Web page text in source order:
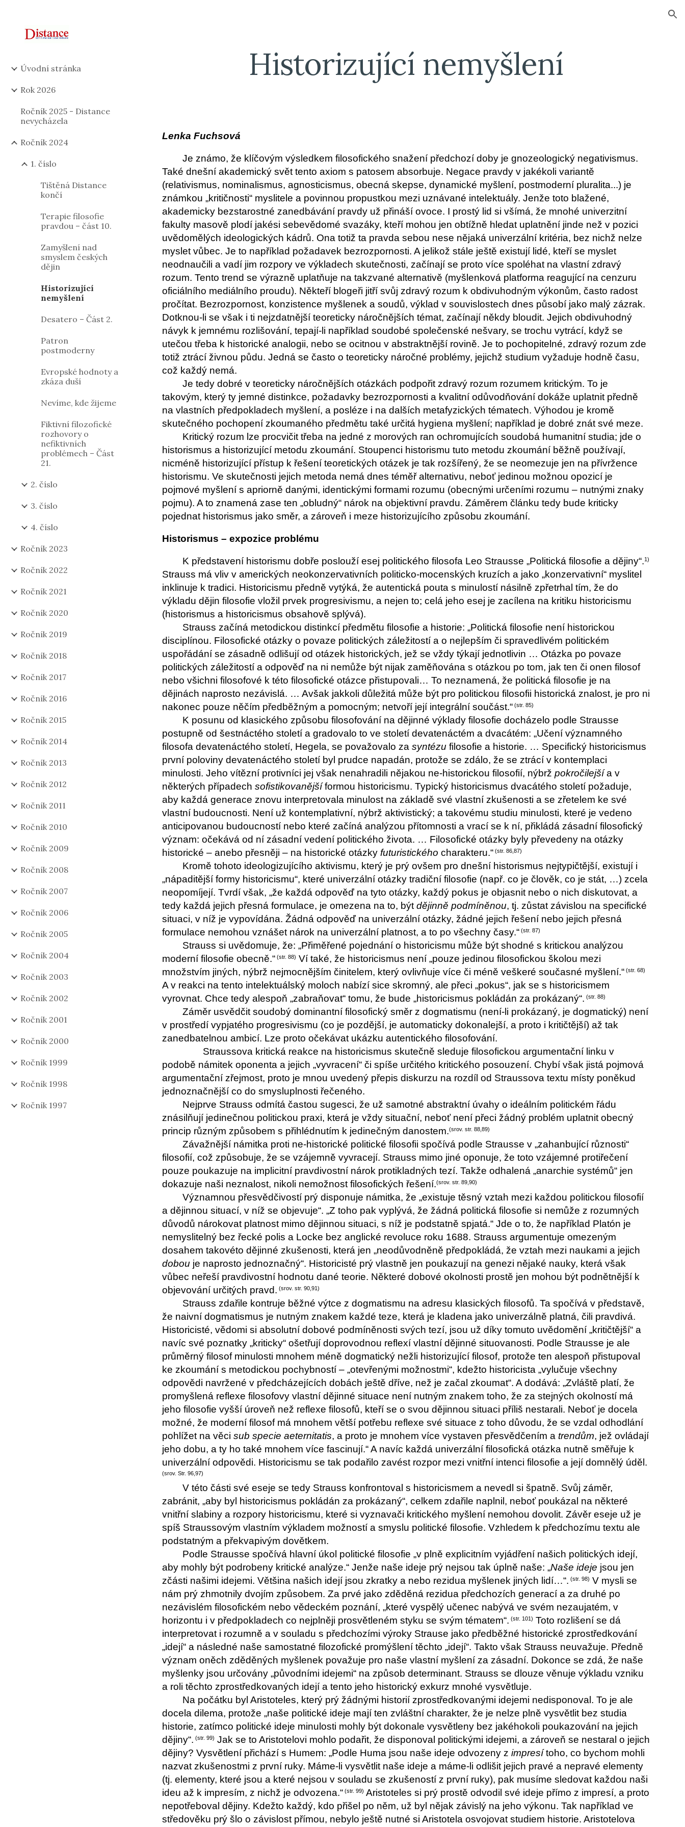
Úvodní stránka
Rok 2026
Ročník 2025 - Distance
nevycházela
Ročník 2024
1. číslo
Tištěná Distance
končí
Terapie filosofie
pravdou – část 10.
Zamyšlení nad
smyslem českých
dějin
Historizující
nemyšlení
Desatero – Část 2.
Patron
postmoderny
Evropské hodnoty a
zkáza duší
Nevíme, kde žijeme
Fiktivní filozofické
rozhovory o
nefiktivních
problémech – Část
21.
2. číslo
3. číslo
4. číslo
Ročník 2023
Ročník 2022
Ročník 2021
Ročník 2020
Ročník 2019
Ročník 2018
Ročník 2017
Ročník 2016
Ročník 2015
Ročník 2014
Ročník 2013
Ročník 2012
Ročník 2011
Ročník 2010
Ročník 2009
Ročník 2008
Ročník 2007
Ročník 2006
Ročník 2005
Ročník 2004
Ročník 2003
Ročník 2002
Ročník 2001
Ročník 2000
Ročník 1999
Ročník 1998
Ročník 1997
Historizující nemyšlení
Lenka Fuchsová
Je známo, že klíčovým výsledkem filosofického snažení předchozí doby je gnozeologický negativismus.
Také dnešní akademický svět tento axiom s patosem absorbuje. Negace pravdy v jakékoli variantě
(relativismus, nominalismus, agnosticismus, obecná skepse, dynamické myšlení, postmoderní pluralita...) je
známkou „kritičnosti“ myslitele a povinnou propustkou mezi uznávané intelektuály. Jenže toto blažené,
akademicky bezstarostné zanedbávání pravdy už přináší ovoce. I prostý lid si všímá, že mnohé univerzitní
fakulty masově plodí jakési sebevědomé svazáky, kteří mohou jen obtížně hledat uplatnění jinde než v pozici
uvědomělých ideologických kádrů. Ona totiž ta pravda sebou nese nějaká univerzální kritéria, bez nichž nelze
myslet vůbec. Je to například požadavek bezrozpornosti. A jelikož stále ještě existují lidé, kteří se myslet
neodnaučili a vadí jim rozpory ve výkladech skutečnosti, začínají se proto více spoléhat na vlastní zdravý
rozum. Tento trend se výrazně uplatňuje na takzvané alternativě (myšlenková platforma reagující na cenzuru
oficiálního mediálního proudu). Někteří blogeři jitří svůj zdravý rozum k obdivuhodným výkonům, často radost
pročítat. Bezrozpornost, konzistence myšlenek a soudů, výklad v souvislostech dnes působí jako malý zázrak.
Dotknou-li se však i ti nejzdatnější teoreticky náročnějších témat, začínají někdy bloudit. Jejich obdivuhodný
návyk k jemnému rozlišování, tepají-li například soudobé společenské nešvary, se trochu vytrácí, když se
utečou třeba k historické analogii, nebo se ocitnou v abstraktnější rovině. Je to pochopitelné, zdravý rozum zde
totiž ztrácí živnou půdu. Jedná se často o teoreticky náročné problémy, jejichž studium vyžaduje hodně času,
což každý nemá.
Je tedy dobré v teoreticky náročnějších otázkách podpořit zdravý rozum rozumem kritickým. To je
takovým, který ty jemné distinkce, požadavky bezrozpornosti a kvalitní odůvodňování dokáže uplatnit předně
na vlastních předpokladech myšlení, a posléze i na dalších metafyzických tématech. Výhodou je kromě
skutečného pochopení zkoumaného předmětu také určitá hygiena myšlení; například je dobré znát své meze.
Kritický rozum lze procvičit třeba na jedné z morových ran ochromujících soudobá humanitní studia; jde o
historismus a historizující metodu zkoumání. Stoupenci historismu tuto metodu zkoumání běžně používají,
nicméně historizující přístup k řešení teoretických otázek je tak rozšířený, že se neomezuje jen na přívržence
historismu. Ve skutečnosti jejich metoda nemá dnes téměř alternativu, neboť jedinou možnou opozicí je
pojmové myšlení s apriorně danými, identickými formami rozumu (obecnými určeními rozumu – nutnými znaky
pojmu). A to znamená zase ten „obludný“ nárok na objektivní pravdu. Záměrem článku tedy bude kriticky
pojednat historismus jako směr, a zároveň i meze historizujícího způsobu zkoumání.
Historismus – expozice problému
K představení historismu dobře poslouží esej politického filosofa Leo Strausse „Politická filosofie a dějiny“.1)
Strauss má vliv v amerických neokonzervativních politicko-mocenských kruzích a jako „konzervativní“ myslitel
inklinuje k tradici. Historicismu předně vytýká, že autentická pouta s minulostí násilně zpřetrhal tím, že do
výkladu dějin filosofie vložil prvek progresivismu, a nejen to; celá jeho esej je zacílena na kritiku historicismu
(historismus a historicismus obsahově splývá).
Strauss začíná metodickou distinkcí předmětu filosofie a historie: „Politická filosofie není historickou
disciplínou. Filosofické otázky o povaze politických záležitostí a o nejlepším či spravedlivém politickém
uspořádání se zásadně odlišují od otázek historických, jež se vždy týkají jednotlivin … Otázka po povaze
politických záležitostí a odpověď na ni nemůže být nijak zaměňována s otázkou po tom, jak ten či onen filosof
nebo všichni filosofové k této filosofické otázce přistupovali… To neznamená, že politická filosofie je na
dějinách naprosto nezávislá. … Avšak jakkoli důležitá může být pro politickou filosofii historická znalost, je pro ni
nakonec pouze něčím předběžným a pomocným; netvoří její integrální součást.“ (str. 85)
K posunu od klasického způsobu filosofování na dějinné výklady filosofie docházelo podle Strausse
postupně od šestnáctého století a gradovalo to ve století devatenáctém a dvacátém: „Učení významného
filosofa devatenáctého století, Hegela, se považovalo zasyntézu filosofie a historie. … Specifický historicismus
první poloviny devatenáctého století byl prudce napadán, protože se zdálo, že se ztrácí v kontemplaci
minulosti. Jeho vítězní protivníci jej však nenahradili nějakou ne-historickou filosofií, nýbržpokročilejšía v
některých případechsofistikovanějšíformou historicismu. Typický historicismus dvacátého století požaduje,
aby každá generace znovu interpretovala minulost na základě své vlastní zkušenosti a se zřetelem ke své
vlastní budoucnosti. Není už kontemplativní, nýbrž aktivistický; a takovému studiu minulosti, které je vedeno
anticipovanou budoucností nebo které začíná analýzou přítomnosti a vrací se k ní, přikládá zásadní filosofický
význam: očekává od ní zásadní vedení politického života. … Filosofické otázky byly převedeny na otázky
historické – anebo přesněji – na historické otázky futuristického charakteru.“ (str. 86,87)
Kromě tohoto ideologizujícího aktivismu, který je prý ovšem pro dnešní historismus nejtypičtější, existují i
„nápaditější formy historicismu“, které univerzální otázky tradiční filosofie (např. co je člověk, co je stát, …) zcela
neopomíjejí. Tvrdí však, „že každá odpověď na tyto otázky, každý pokus je objasnit nebo o nich diskutovat, a
tedy každá jejich přesná formulace, je omezena na to, býtdějinně podmíněnou, tj. zůstat závislou na specifické
situaci, v níž je vypovídána. Žádná odpověď na univerzální otázky, žádné jejich řešení nebo jejich přesná
formulace nemohou vznášet nárok na univerzální platnost, a to po všechny časy.“ (str. 87)
Strauss si uvědomuje, že: „Přiměřené pojednání o historicismu může být shodné s kritickou analýzou
moderní filosofie obecně.“ (str. 88) Ví také, že historicismus není „pouze jedinou filosofickou školou mezi
množstvím jiných, nýbrž nejmocnějším činitelem, který ovlivňuje více či méně veškeré současné myšlení.“ (str. 68)
A v reakci na tento intelektuálský moloch nabízí sice skromný, ale přeci „pokus“, jak se s historicismem
vyrovnat. Chce tedy alespoň „zabraňovat“ tomu, že bude „historicismus pokládán za prokázaný“. (str. 88)
Záměr usvědčit soudobý dominantní filosofický směr z dogmatismu (není-li prokázaný, je dogmatický) není
v prostředí vypjatého progresivismu (co je pozdější, je automaticky dokonalejší, a proto i kritičtější) až tak
zanedbatelnou ambicí. Lze proto očekávat ukázku autentického filosofování.
Straussova kritická reakce na historicismus skutečně sleduje filosofickou argumentační linku v
podobě námitek oponenta a jejich „vyvracení“ či spíše určitého kritického posouzení. Chybí však jistá pojmová
argumentační zřejmost, proto je mnou uvedený přepis diskurzu na rozdíl od Straussova textu místy poněkud
jednoznačnější co do smysluplnosti řečeného.
Nejprve Strauss odmítá častou sugesci, že už samotné abstraktní úvahy o ideálním politickém řádu
znásilňují jedinečnou politickou praxi, která je vždy situační, neboť není přeci žádný problém uplatnit obecný
princip různým způsobem s přihlédnutím k jedinečným danostem.(srov. str. 88,89)
Závažnější námitka proti ne-historické politické filosofii spočívá podle Strausse v „zahanbující různosti“
filosofií, což způsobuje, že se vzájemně vyvracejí. Strauss mimo jiné oponuje, že toto vzájemné protiřečení
pouze poukazuje na implicitní pravdivostní nárok protikladných tezí. Takže odhalená „anarchie systémů“ jen
dokazuje naši neznalost, nikoli nemožnost filosofických řešení.(srov. str. 89,90)
Významnou přesvědčivostí prý disponuje námitka, že „existuje těsný vztah mezi každou politickou filosofií
a dějinnou situací, v níž se objevuje“. „Z toho pak vyplývá, že žádná politická filosofie si nemůže z rozumných
důvodů nárokovat platnost mimo dějinnou situaci, s níž je podstatně spjatá.“ Jde o to, že například Platón je
nemyslitelný bez řecké polis a Locke bez anglické revoluce roku 1688. Strauss argumentuje omezeným
dosahem takovéto dějinné zkušenosti, která jen „neodůvodněně předpokládá, že vztah mezi naukami a jejich
dobou je naprosto jednoznačný“. Historicisté prý vlastně jen poukazují na genezi nějaké nauky, která však
vůbec neřeší pravdivostní hodnotu dané teorie. Některé dobové okolnosti prostě jen mohou být podnětnější k
objevování určitých pravd. (srov. str. 90,91)
Strauss zdařile kontruje běžné výtce z dogmatismu na adresu klasických filosofů. Ta spočívá v představě,
že naivní dogmatismus je nutným znakem každé teze, která je kladena jako univerzálně platná, čili pravdivá.
Historicisté, vědomi si absolutní dobové podmíněnosti svých tezí, jsou už díky tomuto uvědomění „kritičtější“ a
navíc své poznatky „kriticky“ ošetřují doprovodnou reflexí vlastní dějinné situovanosti. Podle Strausse je ale
průměrný filosof minulosti mnohem méně dogmatický nežli historizující filosof, protože ten alespoň přistupoval
ke zkoumání s metodickou pochybností – „otevřenými možnostmi“, kdežto historicista „vylučuje všechny
odpovědi navržené v předcházejících dobách ještě dříve, než je začal zkoumat“. A dodává: „Zvláště platí, že
promyšlená reflexe filosofovy vlastní dějinné situace není nutným znakem toho, že za stejných okolností má
jeho filosofie vyšší úroveň než reflexe filosofů, kteří se o svou dějinnou situaci příliš nestarali. Neboť je docela
možné, že moderní filosof má mnohem větší potřebu reflexe své situace z toho důvodu, že se vzdal odhodlání
pohlížet na věcisub specie aeternitatis, a proto je mnohem více vystaven přesvědčením atrendům, jež ovládají
jeho dobu, a ty ho také mnohem více fascinují.“ A navíc každá univerzální filosofická otázka nutně směřuje k
univerzální odpovědi. Historicismu se tak podařilo zavést rozpor mezi vnitřní intenci filosofie a její domnělý úděl.
(srov. Str. 96,97)
V této části své eseje se tedy Strauss konfrontoval s historicismem a nevedl si špatně. Svůj záměr,
zabránit, „aby byl historicismus pokládán za prokázaný“, celkem zdařile naplnil, neboť poukázal na některé
vnitřní slabiny a rozpory historicismu, které si vyznavači kritického myšlení nemohou dovolit. Závěr eseje už je
spíš Straussovým vlastním výkladem možností a smyslu politické filosofie. Vzhledem k předchozímu textu ale
podstatným a překvapivým dovětkem.
Podle Strausse spočívá hlavní úkol politické filosofie „v plně explicitním vyjádření našich politických idejí,
aby mohly být podrobeny kritické analýze.“ Jenže naše ideje prý nejsou tak úplně naše: „Naše ideje jsou jen
zčásti našimi idejemi. Většina našich idejí jsou zkratky a nebo rezidua myšlenek jiných lidí…“. (str. 98) V mysli se
nám prý zhmotnily dvojím způsobem. Za prvé jako zděděná rezidua předchozích generací a za druhé po
nezávislém filosofickém nebo vědeckém poznání, „které vyspělý učenec nabývá ve svém nezaujatém, v
horizontu i v předpokladech co nejplněji prosvětleném styku se svým tématem“. (str. 101) Toto rozlišení se dá
interpretovat i rozumně a v souladu s předchozími výroky Strause jako předběžné historické zprostředkování
„idejí“ a následné naše samostatné filozofické promýšlení těchto „idejí“. Takto však Strauss neuvažuje. Předně
význam oněch zděděných myšlenek považuje pro naše vlastní myšlení za zásadní. Dokonce se zdá, že naše
myšlenky jsou určovány „původními idejemi“ na způsob determinant. Strauss se dlouze věnuje výkladu vzniku
a roli těchto zprostředkovaných idejí a tento jeho historický exkurz mnohé vysvětluje.
Na počátku byl Aristoteles, který prý žádnými historií zprostředkovanými idejemi nedisponoval. To je ale
docela dilema, protože „naše politické ideje mají ten zvláštní charakter, že je nelze plně vysvětlit bez studia
historie, zatímco politické ideje minulosti mohly být dokonale vysvětleny bez jakéhokoli poukazování na jejich
dějiny“. (str. 99) Jak se to Aristotelovi mohlo podařit, že disponoval politickými idejemi, a zároveň se nestaral o jejich
dějiny? Vysvětlení přichází s Humem: „Podle Huma jsou naše ideje odvozeny zimpresítoho, co bychom mohli
nazvat zkušenostmi z první ruky. Máme-li vysvětlit naše ideje a máme-li odlišit jejich pravé a nepravé elementy
(tj. elementy, které jsou a které nejsou v souladu se zkušeností z první ruky), pak musíme sledovat každou naši
ideu až k impresím, z nichž je odvozena.“ (str. 99) Aristoteles si prý prostě odvodil své ideje přímo z impresí, a proto
nepotřeboval dějiny. Kdežto každý, kdo přišel po něm, už byl nějak závislý na jeho výkonu. Tak například ve
středověku prý šlo o závislost přímou, nebylo ještě nutné si Aristotela osvojovat studiem historie. Aristotelova